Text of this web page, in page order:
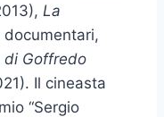
La
di Goffredo
Il cineasta
“Sergio